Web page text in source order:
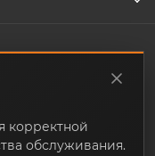
64
корректной
обслуживания.